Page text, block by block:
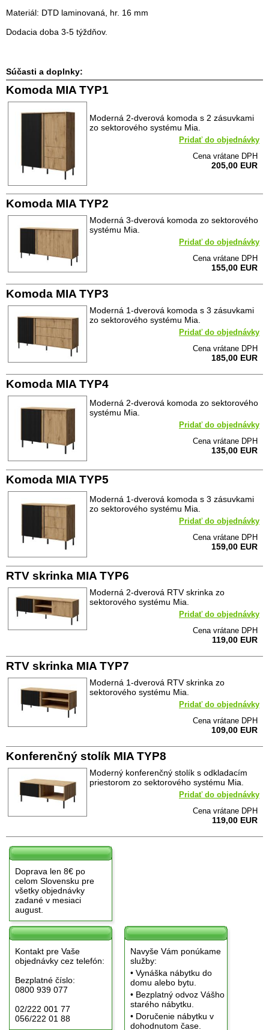
Materiál: DTD laminovaná, hr. 16 mm
Dodacia doba 3-5 týždňov.
Súčasti a doplnky:
Komoda MIA TYP1
Moderná 2-dverová komoda s 2 zásuvkami
zo sektorového systému Mia.
Pridať do objednávky
Cena vrátane DPH
205,00 EUR
Komoda MIA TYP2
Moderná 3-dverová komoda zo sektorového
systému Mia.
Pridať do objednávky
Cena vrátane DPH
155,00 EUR
Komoda MIA TYP3
Moderná 1-dverová komoda s 3 zásuvkami
zo sektorového systému Mia.
Pridať do objednávky
Cena vrátane DPH
185,00 EUR
Komoda MIA TYP4
Moderná 2-dverová komoda zo sektorového
systému Mia.
Pridať do objednávky
Cena vrátane DPH
135,00 EUR
Komoda MIA TYP5
Moderná 1-dverová komoda s 3 zásuvkami
zo sektorového systému Mia.
Pridať do objednávky
Cena vrátane DPH
159,00 EUR
RTV skrinka MIA TYP6
Moderná 2-dverová RTV skrinka zo
sektorového systému Mia.
Pridať do objednávky
Cena vrátane DPH
119,00 EUR
RTV skrinka MIA TYP7
Moderná 1-dverová RTV skrinka zo
sektorového systému Mia.
Pridať do objednávky
Cena vrátane DPH
109,00 EUR
Konferenčný stolík MIA TYP8
Moderný konferenčný stolík s odkladacím
priestorom zo sektorového systému Mia.
Pridať do objednávky
Cena vrátane DPH
119,00 EUR
Doprava len 8€ po
celom Slovensku pre
všetky objednávky
zadané v mesiaci
august.
Kontakt pre Vaše
objednávky cez telefón:
Bezplatné číslo:
0800 939 077
02/222 001 77
056/222 01 88
Navyše Vám ponúkame
služby:
• Vynáška nábytku do
domu alebo bytu.
• Bezplatný odvoz Vášho
starého nábytku.
• Doručenie nábytku v
dohodnutom čase.